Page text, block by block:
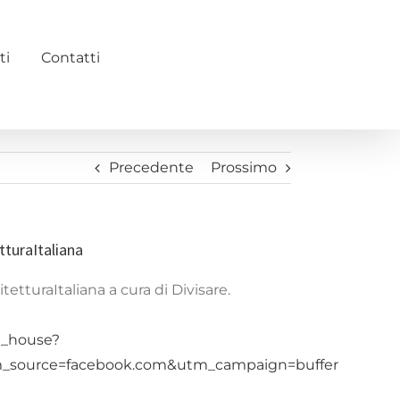
Contatti
Precedente Prossimo
a cura di Divisare.